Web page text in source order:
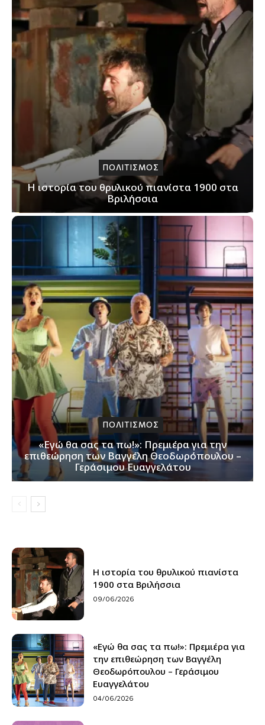
ΠΟΛΙΤΙΣΜΟΣ
Η ιστορία του θρυλικού πιανίστα 1900 στα
Βριλήσσια
ΠΟΛΙΤΙΣΜΟΣ
«Εγώ θα σας τα πω!»: Πρεμιέρα για την
επιθεώρηση των Βαγγέλη Θεοδωρόπουλου –
Γεράσιμου Ευαγγελάτου
Η ιστορία του θρυλικού πιανίστα
1900 στα Βριλήσσια
09/06/2026
«Εγώ θα σας τα πω!»: Πρεμιέρα για
την επιθεώρηση των Βαγγέλη
Θεοδωρόπουλου – Γεράσιμου
Ευαγγελάτου
04/06/2026